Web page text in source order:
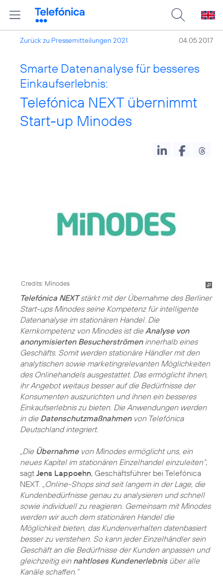
Zurück zu Pressemitteilungen 2021 04.05.2017
Smarte Datenanalyse für besseres
Einkaufserlebnis:
Telefónica NEXT übernimmt
Start-up Minodes
Credits: Minodes
Telefónica NEXTstärkt mit der Übernahme des Berliner
Start-ups Minodes seine Kompetenz für intelligente
Datenanalyse im stationären Handel. Die
Kernkompetenz von Minodes ist dieAnalyse von
anonymisierten Besucherströmeninnerhalb eines
Geschäfts. Somit werden stationäre Händler mit den
analytischen sowie marketingrelevanten Möglichkeiten
des Onlinehandels ausgestattet. Das ermöglicht ihnen,
ihr Angebot weitaus besser auf die Bedürfnisse der
Konsumenten auszurichten und ihnen ein besseres
Einkaufserlebnis zu bieten. Die Anwendungen werden
in die Datenschutzmaßnahmenvon Telefónica
Deutschland integriert.
„Die Übernahmevon Minodes ermöglicht uns, ein
neues Kapitel im stationären Einzelhandel einzuleiten“,
sagt Jens Lappoehn, Geschäftsführer bei Telefónica
NEXT.
„Online-Shops sind seit langem in der Lage, die
Kundenbedürfnisse genau zu analysieren und schnell
sowie individuell zu reagieren. Gemeinsam mit Minodes
werden wir auch dem stationären Handel die
Möglichkeit bieten, das Kundenverhalten datenbasiert
besser zu verstehen. So kann jeder Einzelhändler sein
Geschäft an die Bedürfnisse der Kunden anpassen und
gleichzeitig ein nahtloses Kundenerlebnisüber alle
Kanäle schaffen.“